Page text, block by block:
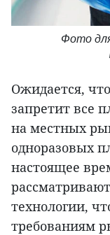
Фото
Ожидается,
запретит все
на местных
одноразовых
настоящее
технологии,
требованиям